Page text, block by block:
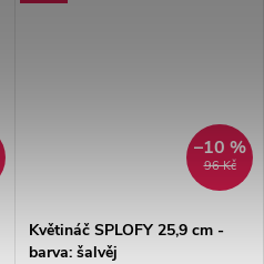
96 Kč
–10 %
Květináč SPLOFY 25,9 cm -
barva: šalvěj